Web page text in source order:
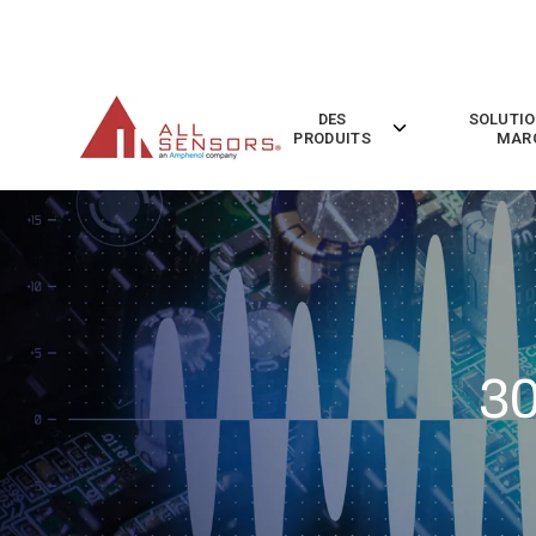
DES
PRODUITS
Toggle
Produits